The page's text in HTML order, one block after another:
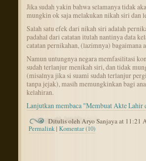
Jika sudah yakin bahwa selamanya tidak
mungkin ok saja melakukan nikah siri dan
Salah satu efek dari nikah siri adalah
padahal dari catatan itulah nantinya data
catatan pernikahan, (lazimnya) bagaimana
Namun untungnya negara memfasilitasi
sudah terlanjur menikah siri, dan tidak
(misalnya jika si suami sudah terlanjur
tanpa jejak), masih memungkinkan bagi
kelahiran.
Lanjutkan membaca "Membuat Akte
Ditulis oleh Aryo Sanjaya at 11:21
Permalink |Komentar (10)